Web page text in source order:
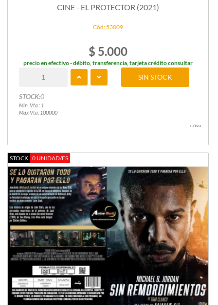
CINE - EL PROTECTOR (2021)
Cód: 53009
$ 5.000
precio en efectivo - débito, transferencia, tarjeta crédito consultar
STOCK:0
Min. Vta.: 1
Max Vta: 100000
SIN STOCK
c/iva
STOCK 0 UNIDAD/ES